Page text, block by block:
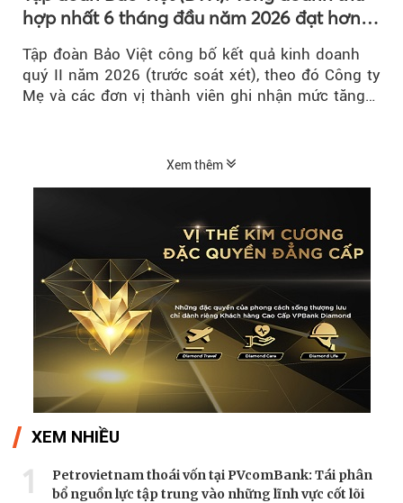
hợp nhất 6 tháng đầu năm 2026 đạt hơn
Tập đoàn Bảo Việt công bố kết quả kinh doanh
quý II năm 2026 (trước soát xét), theo đó Công ty
Mẹ và các đơn vị thành viên ghi nhận mức tăng
Xem thêm
XEM NHIỀU
1
Petrovietnam thoái vốn tại PVcomBank: Tái phân
bổ nguồn lực tập trung vào những lĩnh vực cốt lõi